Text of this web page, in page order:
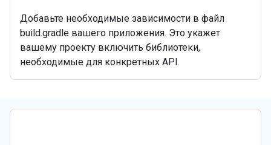
Добавьте необходимые зависимости в файл
build.gradle вашего приложения. Это укажет
вашему проекту включить библиотеки,
необходимые для конкретных API.